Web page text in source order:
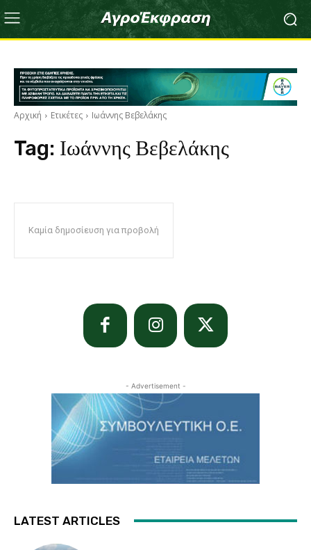
Αρχική Ετικέτες Ιωάννης Βεβελάκης
Tag: Ιωάννης Βεβελάκης
Καμία δημοσίευση για προβολή
- Advertisement -
LATEST ARTICLES